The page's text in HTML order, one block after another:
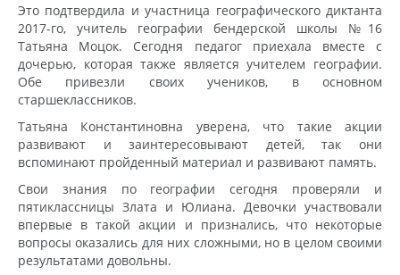
Это подтвердила и участница географического диктанта
2017-го, учитель географии бендерской школы №16
Татьяна Моцок. Сегодня педагог приехала вместе с
дочерью, которая также является учителем географии.
Обе привезли своих учеников, в основном
старшеклассников.
Татьяна Константиновна уверена, что такие акции
развивают и заинтересовывают детей, так они
вспоминают пройденный материал и развивают память.
Свои знания по географии сегодня проверяли и
пятиклассницы Злата и Юлиана. Девочки участвовали
впервые в такой акции и признались, что некоторые
вопросы оказались для них сложными, но в целом своими
результатами довольны.